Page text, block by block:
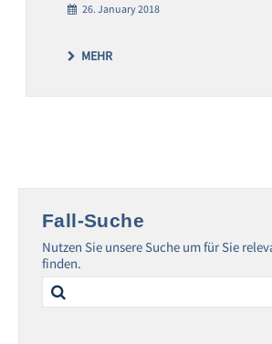
26. January 2018
MEHR
Fall-Suche
Nutzen Sie unsere Suche um für Sie
finden.
Search
for: